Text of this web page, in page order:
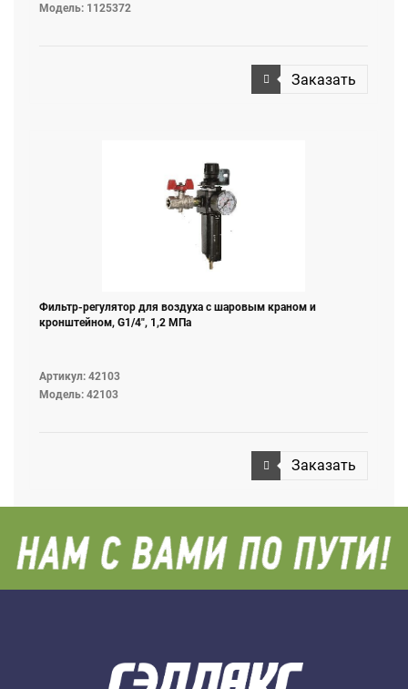
Модель: 1125372
Заказать
Фильтр-регулятор для воздуха с шаровым краном и
кронштейном, G1/4", 1,2 МПа
Артикул: 42103
Модель: 42103
Заказать